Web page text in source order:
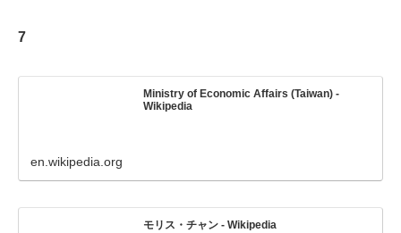
7
Ministry of Economic Affairs (Taiwan) -
Wikipedia
en.wikipedia.org
モリス・チャン - Wikipedia